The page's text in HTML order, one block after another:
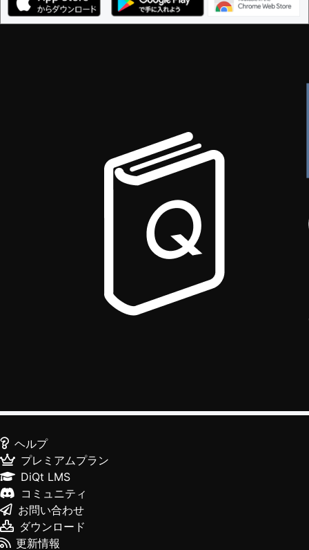
ヘルプ
プレミアムプラン
DiQt LMS
コミュニティ
お問い合わせ
ダウンロード
更新情報